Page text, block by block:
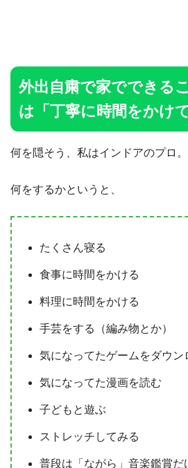
外出自粛で家でできる
は「丁寧に時間をかけ
何を隠そう、私はインドアのプロ。
何をするかというと、
たくさん寝る
食事に時間をかける
料理に時間をかける
手芸をする（編み物とか）
気になってたゲームをダウン
気になってた漫画を読む
子どもと遊ぶ
ストレッチしてみる
普段は「ながら」音楽鑑賞だ